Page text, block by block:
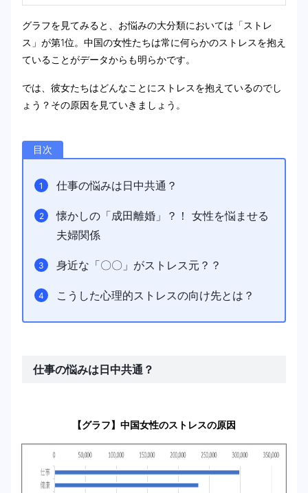
グラフを見てみると、お悩みの大分類においては「ストレ
ス」が第1位。中国の女性たちは常に何らかのストレスを抱え
ていることがデータからも明らかです。
では、彼女たちはどんなことにストレスを抱えているのでし
ょう？その原因を見ていきましょう。
目次
仕事の悩みは日中共通？
懐かしの「成田離婚」？！ 女性を悩ませる
夫婦関係
身近な「〇〇」がストレス元？？
こうした心理的ストレスの向け先とは？
仕事の悩みは日中共通？
【グラフ】中国女性のストレスの原因